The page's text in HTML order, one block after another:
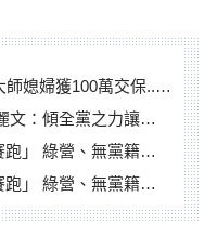
萬交保...快步奔離不發一語
傾全黨之力讓彰化贏
、無黨籍忙否認是烏龜
、無黨籍忙否認是烏龜